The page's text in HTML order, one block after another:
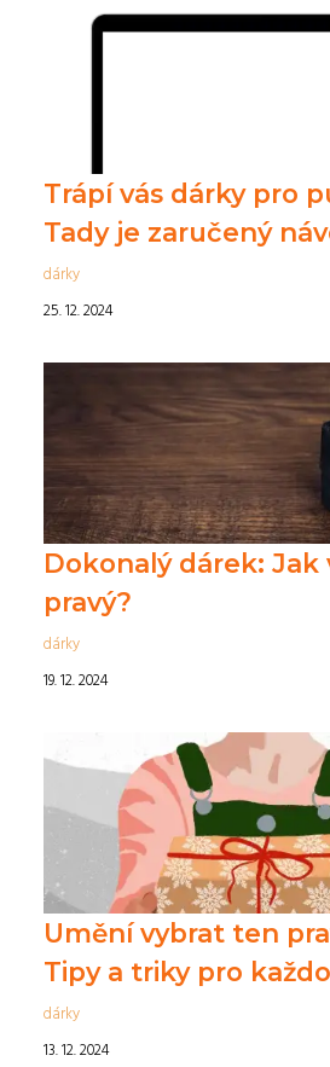
Trápí vás dárky pro
Tady je zaručený
dárky
25. 12. 2024
Dokonalý dárek:
pravý?
dárky
19. 12. 2024
Umění vybrat ten
Tipy a triky pro
dárky
13. 12. 2024